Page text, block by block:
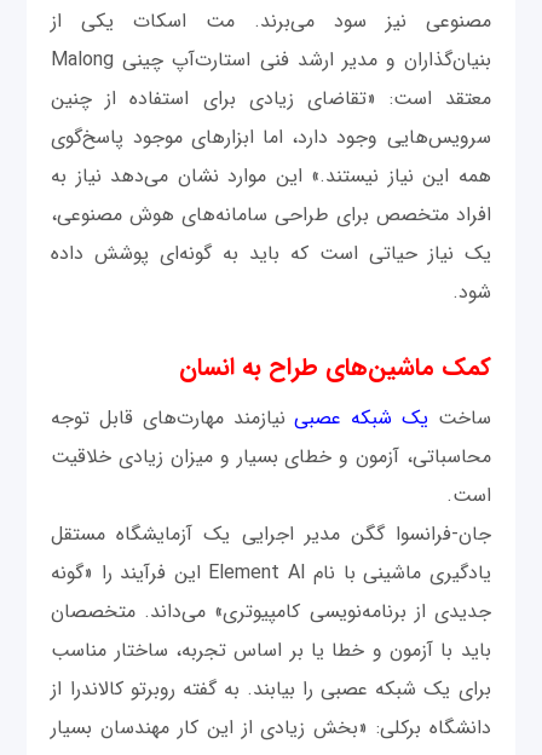
مصنوعی نیز سود می‌برند. مت اسکات یکی از
بنیان‌گذاران و مدیر ارشد فنی استارت‌آپ چینی Malong
معتقد است:‌ «تقاضای زیادی برای استفاده از چنین
سرویس‌هایی وجود دارد، اما ابزارهای موجود پاسخ‌گوی
همه این نیاز نیستند.» این موارد نشان می‌دهد نیاز به
افراد متخصص برای طراحی سامانه‌های هوش مصنوعی،
یک نیاز حیاتی است که باید به گونه‌ای پوشش داده
شود.
کمک ماشین‌های طراح به انسان
ساخت یک شبکه عصبینیازمند مهارت‌های قابل‌ توجه
محاسباتی، آزمون و خطای بسیار و میزان زیادی خلاقیت
است.
جان-فرانسوا گگن مدیر اجرایی یک آزمایشگاه مستقل
یادگیری ماشینی با نام Element AI این فرآیند را «گونه
جدیدی از برنامه‌نویسی کامپیوتری» می‌داند. متخصصان
باید با آزمون و خطا یا بر اساس تجربه، ساختار مناسب
برای یک شبکه عصبی را بیابند. به گفته روبرتو کالاندرا از
دانشگاه برکلی: «بخش زیادی از این کار مهندسان بسیار